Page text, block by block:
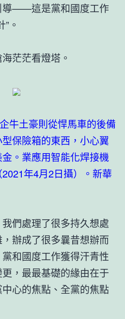
導——這是黨和國度工作
。
茫茫看燈塔。
牛土豪則從悍馬車的後備
保險箱的東西，小心翼
。業應用智能化焊接機
年4月2日攝）。新華
們處理了很多持久想處
辦成了很多曩昔想辦而
和國度工作獲得汗青性
，最最基礎的緣由在于
心的焦點、全黨的焦點